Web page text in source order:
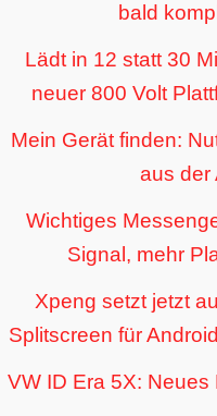
bald
Lädt in 12 statt 30
neuer 800 Volt
Mein Gerät finden:
aus der
Wichtiges
Signal, mehr
Xpeng setzt jetzt
Splitscreen für
VW ID Era 5X: Neues